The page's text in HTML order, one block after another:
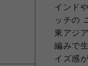
インド
ッチの
東アジ
編みで
イズ感